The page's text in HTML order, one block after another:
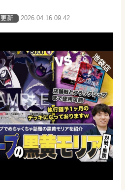
更新 2026.04.16 09:42